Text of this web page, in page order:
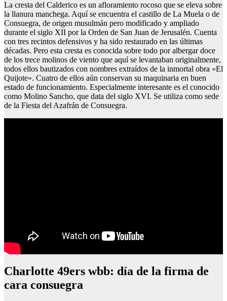
La cresta del Calderico es un afloramiento rocoso que se eleva sobre
la llanura manchega. Aquí se encuentra el castillo de La Muela o de
Consuegra, de origen musulmán pero modificado y ampliado
durante el siglo XII por la Orden de San Juan de Jerusalén. Cuenta
con tres recintos defensivos y ha sido restaurado en las últimas
décadas. Pero esta cresta es conocida sobre todo por albergar doce
de los trece molinos de viento que aquí se levantaban originalmente,
todos ellos bautizados con nombres extraídos de la inmortal obra «El
Quijote». Cuatro de ellos aún conservan su maquinaria en buen
estado de funcionamiento. Especialmente interesante es el conocido
como Molino Sancho, que data del siglo XVI. Se utiliza como sede
de la Fiesta del Azafrán de Consuegra.
Charlotte 49ers wbb: día de la firma de
cara consuegra